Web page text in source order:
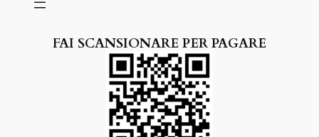
FAI SCANSIONARE PER PAGARE